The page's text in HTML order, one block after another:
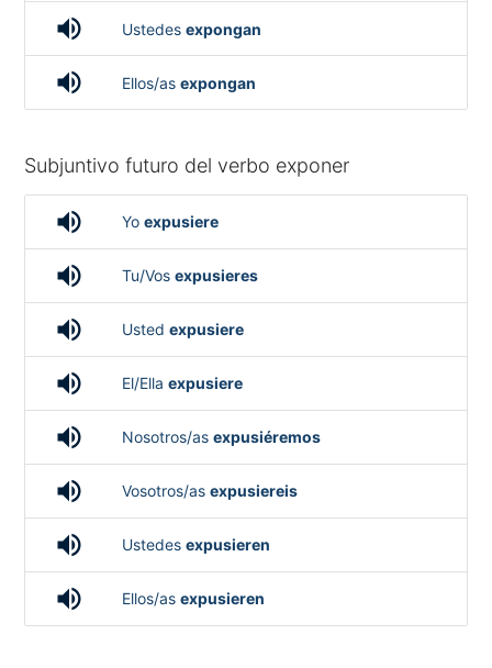
volume_up Ustedes expongan
volume_up Ellos/as expongan
Subjuntivo futuro del verbo exponer
volume_up Yo expusiere
volume_up Tu/Vos expusieres
volume_up Usted expusiere
volume_up El/Ella expusiere
volume_up Nosotros/as expusiéremos
volume_up Vosotros/as expusiereis
volume_up Ustedes expusieren
volume_up Ellos/as expusieren